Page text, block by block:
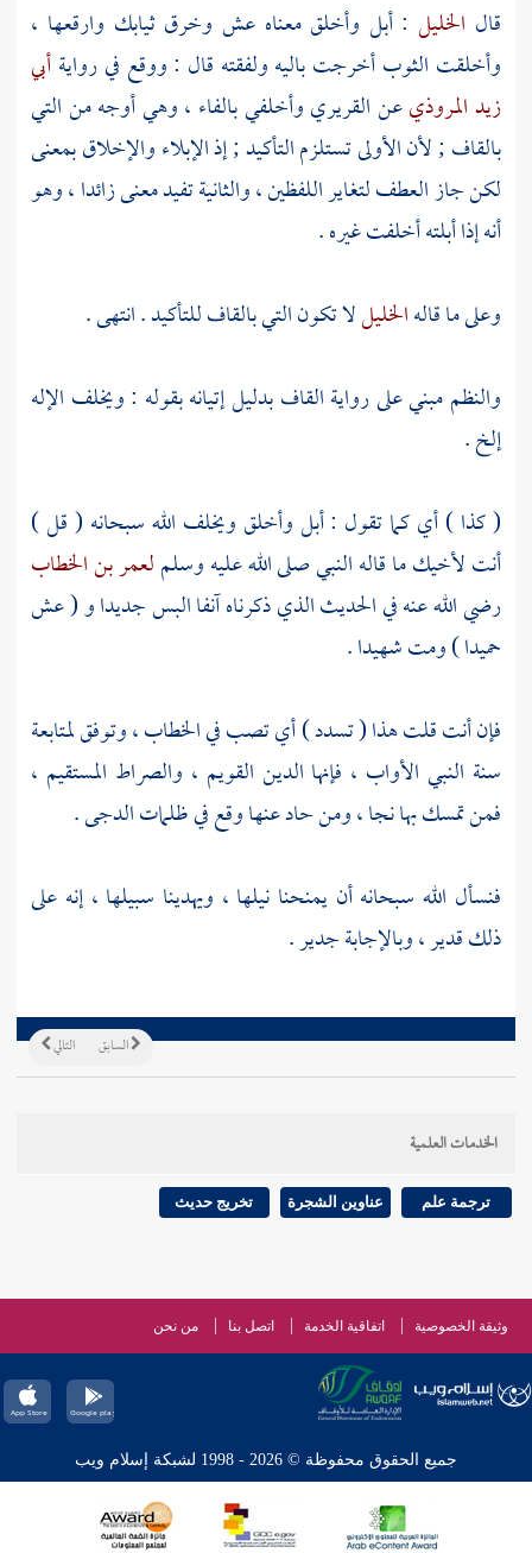
قال الخليل : أبل وأخلق معناه عش وخرق ثيابك وارقعها ،
وأخلقت الثوب أخرجت باليه ولفقته قال : ووقع في روايةأبي
زيد المروذيعنالقريريوأخلفي بالفاء ، وهي أوجه من التي
بالقاف ; لأن الأولى تستلزم التأكيد ; إذ الإبلاء والإخلاق بمعنى
لكن جاز العطف لتغاير اللفظين ، والثانية تفيد معنى زائدا ، وهو
أنه إذا أبلته أخلفت غيره .
وعلى ما قالهالخليللا تكون التي بالقاف للتأكيد . انتهى .
والنظم مبني على رواية القاف بدليل إتيانه بقوله : ويخلف الإله
إلخ .
( كذا ) أي كما تقول : أبل وأخلق ويخلف الله سبحانه ( قل )
أنت لأخيك ما قاله النبي صلى الله عليه وسلملعمر بن الخطاب
رضي الله عنه في الحديث الذي ذكرناه آنفا البس جديدا و ( عش
حميدا ) ومت شهيدا .
فإن أنت قلت هذا ( تسدد ) أي تصب في الخطاب ، وتوفق لمتابعة
سنة النبي الأواب ، فإنها الدين القويم ، والصراط المستقيم ،
فمن تمسك بها نجا ، ومن حاد عنها وقع في ظلمات الدجى .
فنسأل الله سبحانه أن يمنحنا نيلها ، ويهدينا سبيلها ، إنه على
ذلك قدير ، وبالإجابة جدير .
التالي السابق
الخدمات العلمية
ترجمة علم عناوين الشجرة تخريج حديث
وثيقة الخصوصية اتفاقية الخدمة اتصل بنا من نحن
جميع الحقوق محفوظة © 2026 - 1998 لشبكة إسلام ويب